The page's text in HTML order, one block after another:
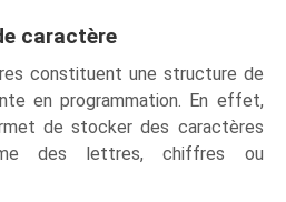
caractère
constituent une structure de
en programmation. En effet,
de stocker des caractères
des lettres, chiffres ou